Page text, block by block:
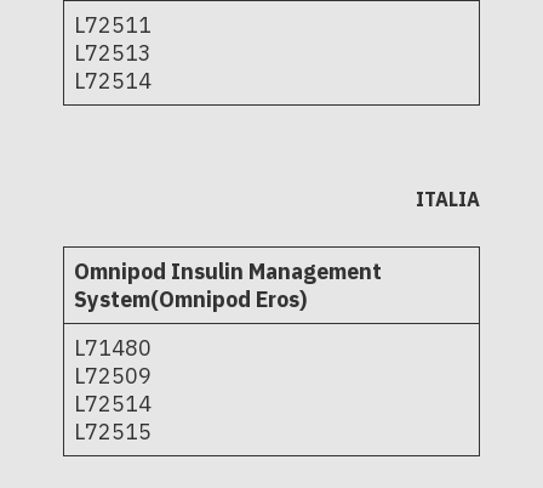
L72511
L72513
L72514
ITALIA
Omnipod Insulin Management
System(Omnipod Eros)
L71480
L72509
L72514
L72515